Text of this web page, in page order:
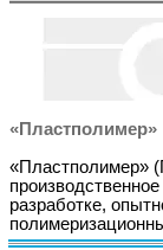
«Пластполимер»
«Пластполимер»
разработке,